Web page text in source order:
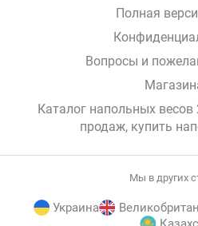
Полная
Вопросы и
Каталог напольных весов
продаж, купить
Мы в других
Украина